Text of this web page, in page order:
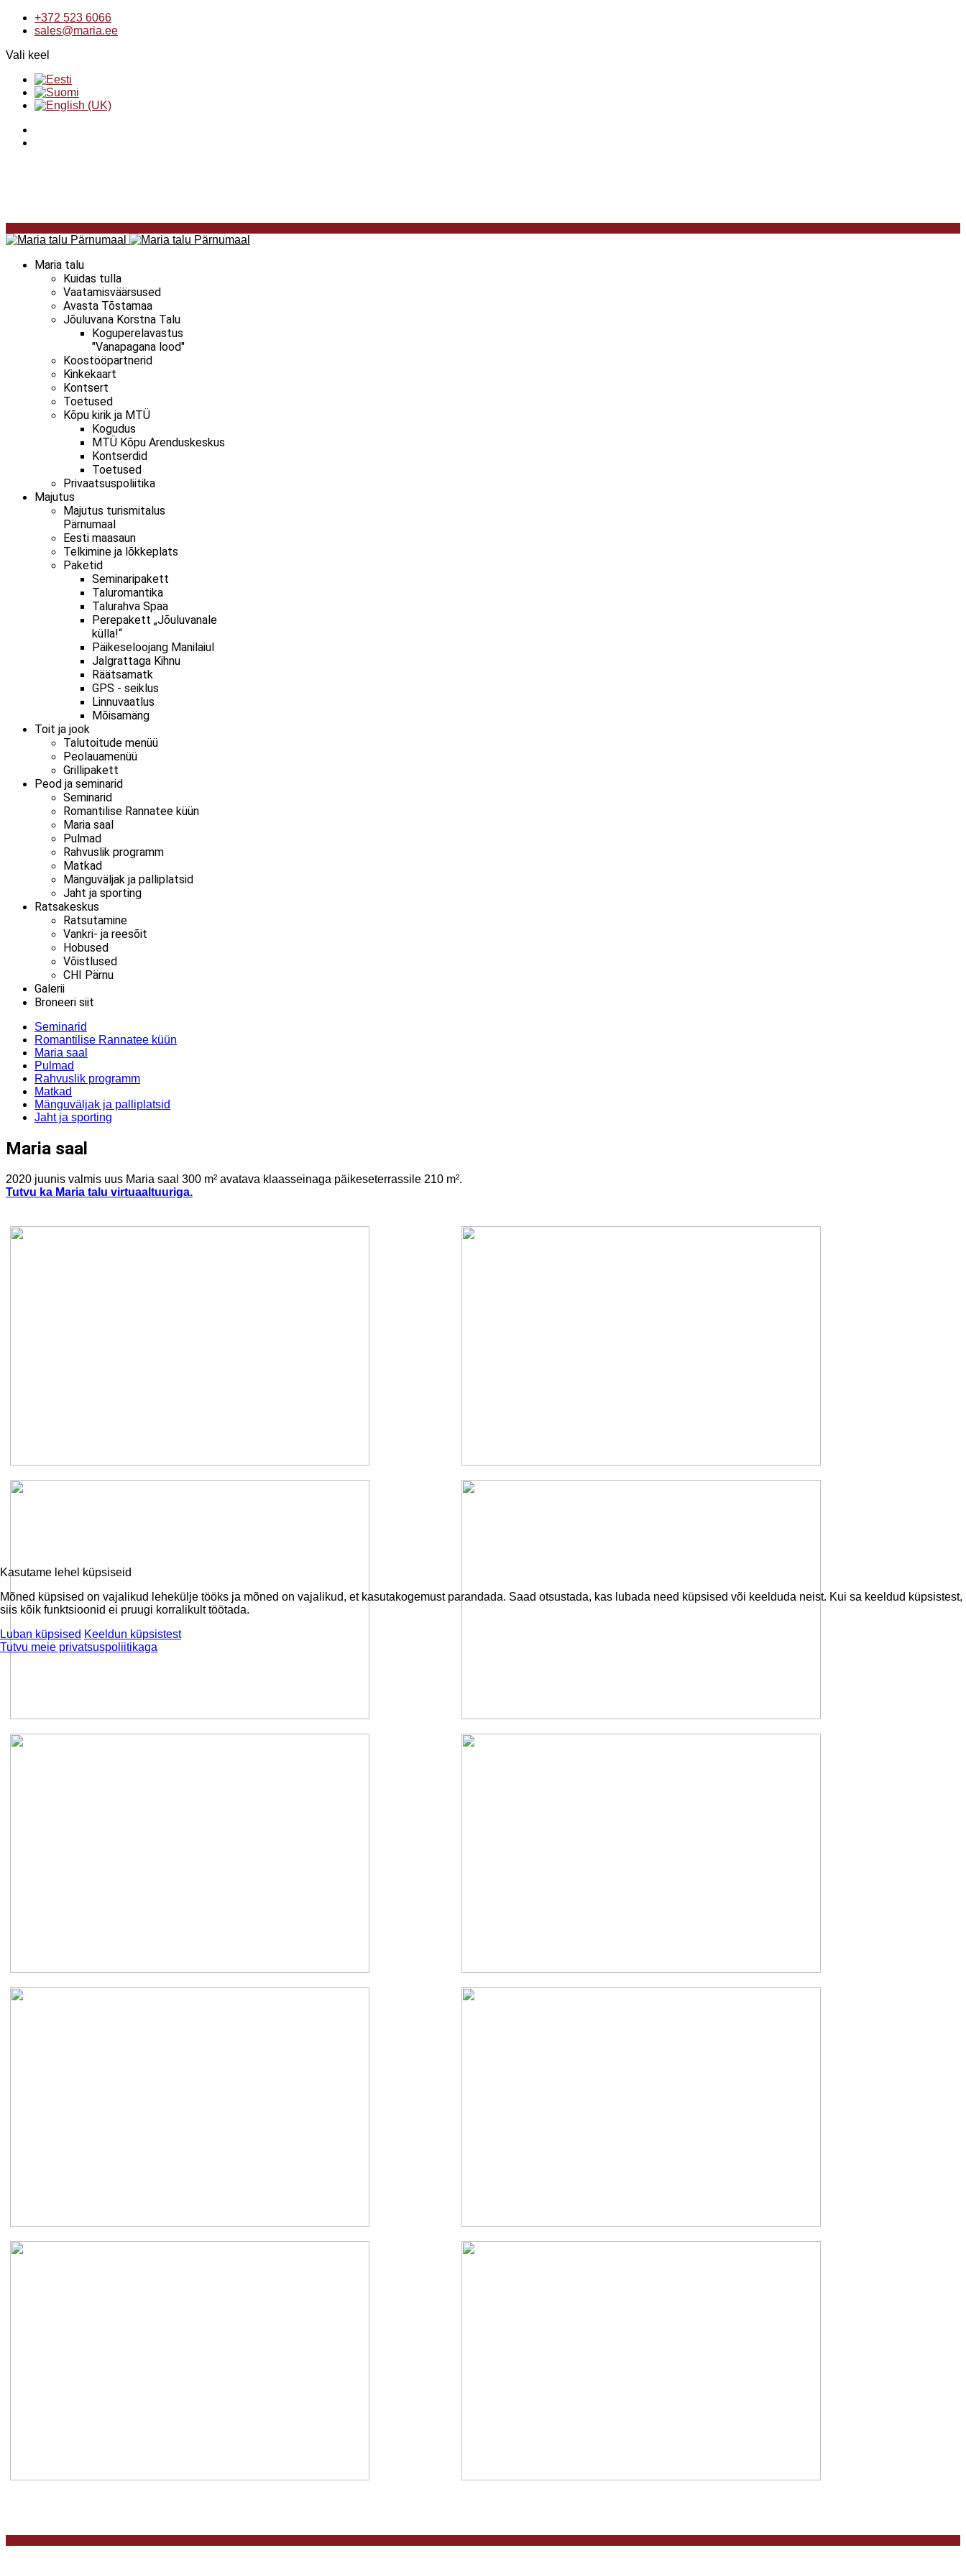
+372 523 6066
sales@maria.ee
Vali keel
Maria talu
Kuidas tulla
Vaatamisväärsused
Avasta Tõstamaa
Jõuluvana Korstna Talu
Koguperelavastus
"Vanapagana lood"
Koostööpartnerid
Kinkekaart
Kontsert
Toetused
Kõpu kirik ja MTÜ
Kogudus
MTÜ Kõpu Arenduskeskus
Kontserdid
Toetused
Privaatsuspoliitika
Majutus
Majutus turismitalus
Pärnumaal
Eesti maasaun
Telkimine ja lõkkeplats
Paketid
Seminaripakett
Taluromantika
Talurahva Spaa
Perepakett „Jõuluvanale
külla!“
Päikeseloojang Manilaiul
Jalgrattaga Kihnu
Räätsamatk
GPS - seiklus
Linnuvaatlus
Mõisamäng
Toit ja jook
Talutoitude menüü
Peolauamenüü
Grillipakett
Peod ja seminarid
Seminarid
Romantilise Rannatee küün
Maria saal
Pulmad
Rahvuslik programm
Matkad
Mänguväljak ja palliplatsid
Jaht ja sporting
Ratsakeskus
Ratsutamine
Vankri- ja reesõit
Hobused
Võistlused
CHI Pärnu
Galerii
Broneeri siit
Seminarid
Romantilise Rannatee küün
Maria saal
Pulmad
Rahvuslik programm
Matkad
Mänguväljak ja palliplatsid
Jaht ja sporting
Maria saal
2020 juunis valmis uus Maria saal 300 m² avatava klaasseinaga päikeseterrassile 210 m².
Tutvu ka Maria talu virtuaaltuuriga.
Kasutame lehel küpsiseid
Mõned küpsised on vajalikud lehekülje tööks ja mõned on vajalikud, et kasutakogemust parandada. Saad otsustada, kas lubada need küpsised või keelduda neist. Kui sa keeldud küpsistest,
siis kõik funktsioonid ei pruugi korralikult töötada.
Luban küpsised Keeldun küpsistest
Tutvu meie privatsuspoliitikaga